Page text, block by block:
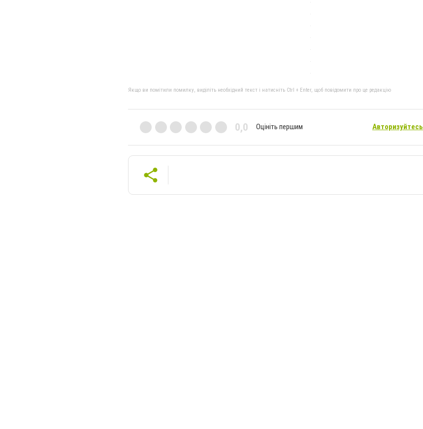
Якщо ви помітили помилку, виділіть необхідний текст і натисніть Ctrl + Enter, щоб повідомити про це редакцію
0,0 Оцініть першим Авторизуйтесь